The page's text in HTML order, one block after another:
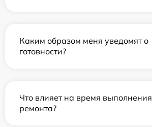
Каким образом меня уведомят о
готовности?
Что влияет на время выполнения
ремонта?